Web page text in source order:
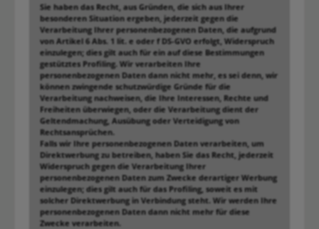
Sie haben das Recht, aus Gründen, die sich aus Ihrer
besonderen Situation ergeben, jederzeit gegen die
Verarbeitung Ihrer personenbezogenen Daten, die aufgrund
von Artikel 6 Abs. 1 lit. e oder f DS-GVO erfolgt, Widerspruch
einzulegen; dies gilt auch für ein auf diese Bestimmungen
gestütztes Profiling. Wir verarbeiten Ihre
personenbezogenen Daten dann nicht mehr, es sei denn, wir
können zwingende schutzwürdige Gründe für die
Verarbeitung nachweisen, die Ihre Interessen, Rechte und
Freiheiten überwiegen, oder die Verarbeitung dient der
Geltendmachung, Ausübung oder Verteidigung von
Rechtsansprüchen.
Falls wir Ihre personenbezogenen Daten verarbeiten, um
Direktwerbung zu betreiben, haben Sie das Recht, jederzeit
Widerspruch gegen die Verarbeitung Ihrer
personenbezogenen Daten zum Zwecke derartiger Werbung
einzulegen; dies gilt auch für das Profiling, soweit es mit
solcher Direktwerbung in Verbindung steht. Wir werden Ihre
personenbezogenen Daten dann nicht mehr für diese
Zwecke verarbeiten.